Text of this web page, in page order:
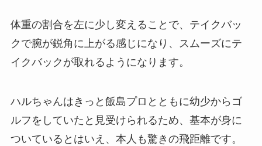
体重の割合を左に少し変えることで、テイクバッ
クで腕が鋭角に上がる感じになり、スムーズにテ
イクバックが取れるようになります。
ハルちゃんはきっと飯島プロとともに幼少からゴ
ルフをしていたと見受けられるため、基本が身に
ついているとはいえ、本人も驚きの飛距離です。